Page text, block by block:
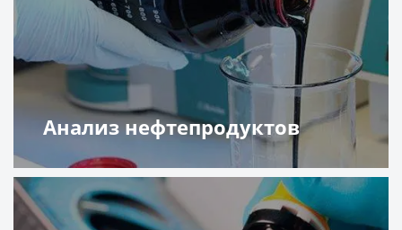
Анализ нефтепродуктов
Подробнее